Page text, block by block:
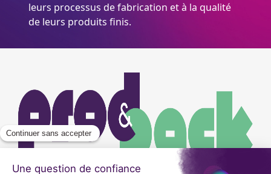
leurs processus de fabrication et à la qualité
de leurs produits finis.
du
logo